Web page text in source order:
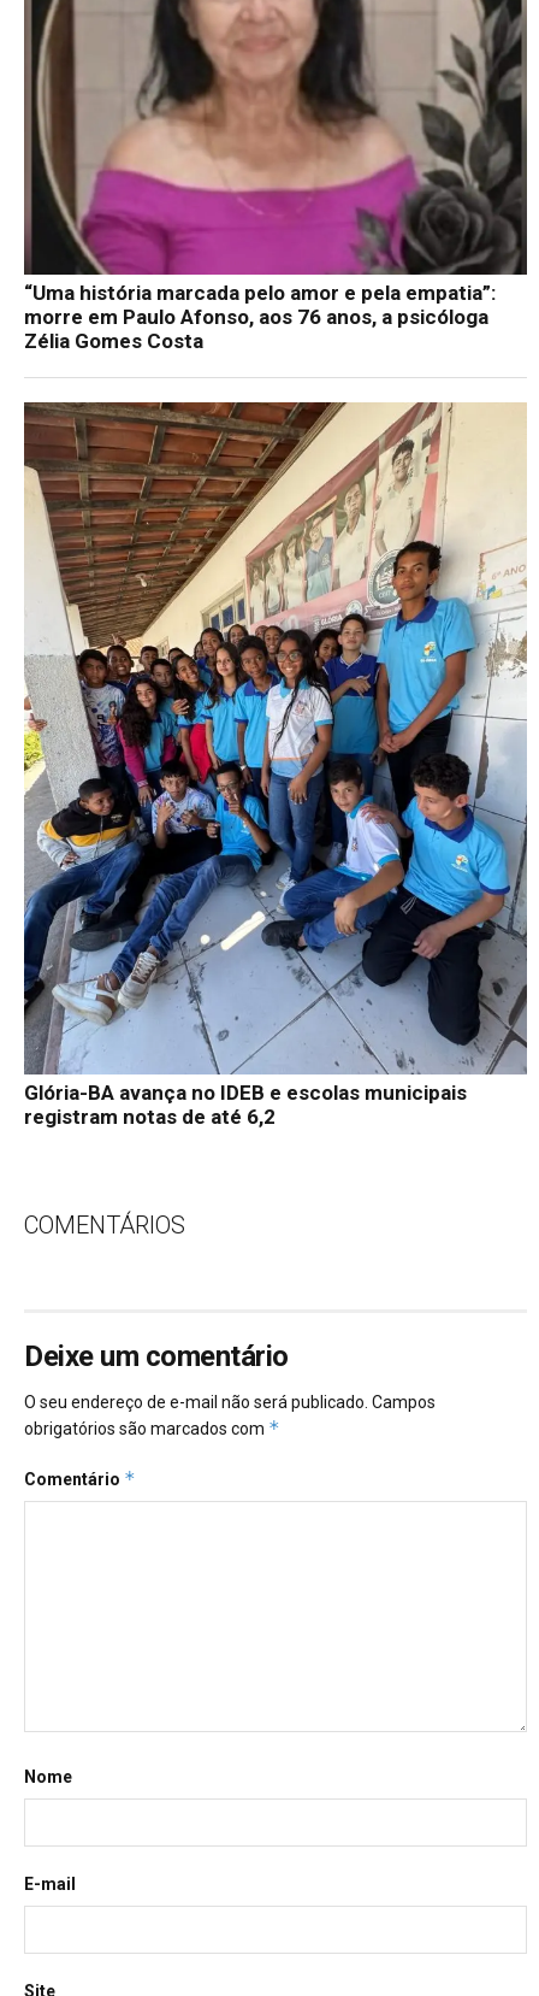
“Uma história marcada pelo amor e pela empatia”:
morre em Paulo Afonso, aos 76 anos, a psicóloga
Zélia Gomes Costa
Glória-BA avança no IDEB e escolas municipais
registram notas de até 6,2
COMENTÁRIOS
Deixe um comentário
O seu endereço de e-mail não será publicado. Campos
obrigatórios são marcados com *
Comentário *
Nome
E-mail
Site